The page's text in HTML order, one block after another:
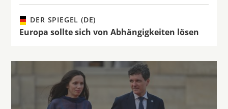
DER SPIEGEL (DE)
Europa sollte sich von Abhängigkeiten lösen